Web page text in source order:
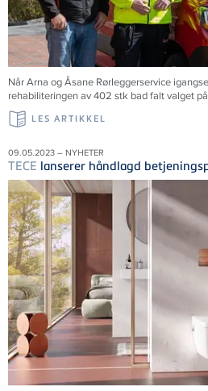
Når Arna og Åsane Rørleggerservice
rehabiliteringen av 402 stk bad falt valget
LES ARTIKKEL
09.05.2023 – NYHETER
TECE lanserer håndlagd